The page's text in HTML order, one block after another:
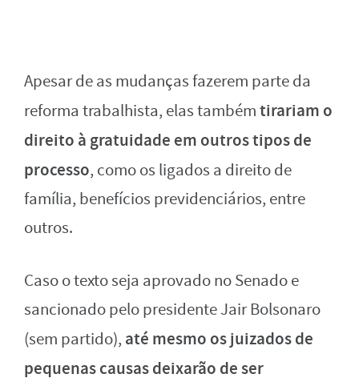
Apesar de as mudanças fazerem parte da
reforma trabalhista, elas tambémtirariam o
direito à gratuidade em outros tipos de
processo, como os ligados a direito de
família, benefícios previdenciários, entre
outros.
Caso o texto seja aprovado no Senado e
sancionado pelo presidente Jair Bolsonaro
(sem partido), até mesmo os juizados de
pequenas causas deixarão de ser